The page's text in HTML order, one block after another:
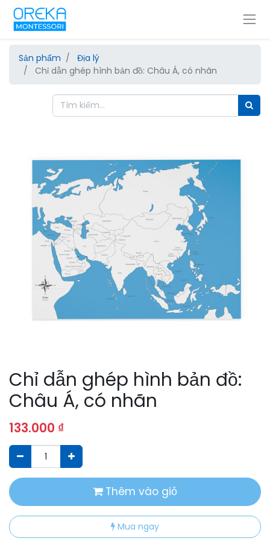
Sản phẩm
Địa lý
Chỉ dẫn ghép hình bản đồ: Châu Á, có nhãn
Chỉ dẫn ghép hình bản đồ:
Châu Á, có nhãn
133.000 ₫
Thêm vào giỏ
Mua ngay